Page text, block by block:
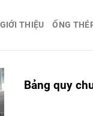
GIỚI THIỆU ỐNG
Bảng quy